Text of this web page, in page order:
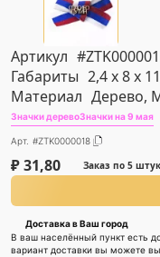
Артикул
Габариты 2,4 х 8 х
Материал Дерево,
Значки деревоЗначки на 9 мая
Арт. #ZTK0000018
₽31,80 Заказ по 5 штук
Доставка в Ваш город
В ваш населённый пункт есть
вариант доставки вы можете